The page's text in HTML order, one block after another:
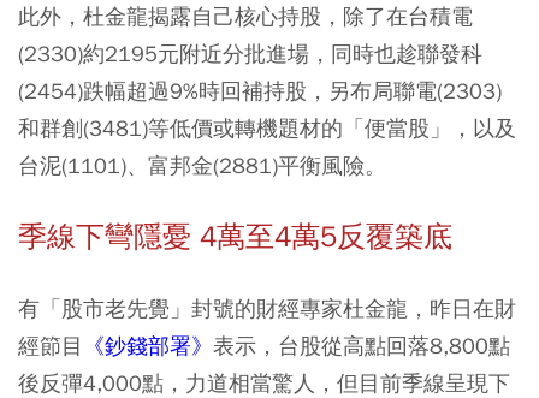
此外，杜金龍揭露自己核心持股，除了在台積電
(2330)約2195元附近分批進場，同時也趁聯發科
(2454)跌幅超過9%時回補持股，另布局聯電(2303)
和群創(3481)等低價或轉機題材的「便當股」，以及
台泥(1101)、富邦金(2881)平衡風險。
季線下彎隱憂 4萬至4萬5反覆築底
有「股市老先覺」封號的財經專家杜金龍，昨日在財
經節目 《鈔錢部署》 表示，台股從高點回落8,800點
後反彈4,000點，力道相當驚人，但目前季線呈現下